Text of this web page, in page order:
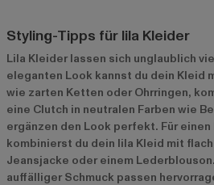
Styling-Tipps für lila Kleider
Lila Kleider lassen sich unglaublich
eleganten Look kannst du dein Kleid
wie zarten Ketten oder Ohrringen,
eine Clutch in neutralen Farben wie
ergänzen den Look perfekt. Für
kombinierst du dein lila Kleid mit
Jeansjacke oder einem
auffälliger Schmuck passen